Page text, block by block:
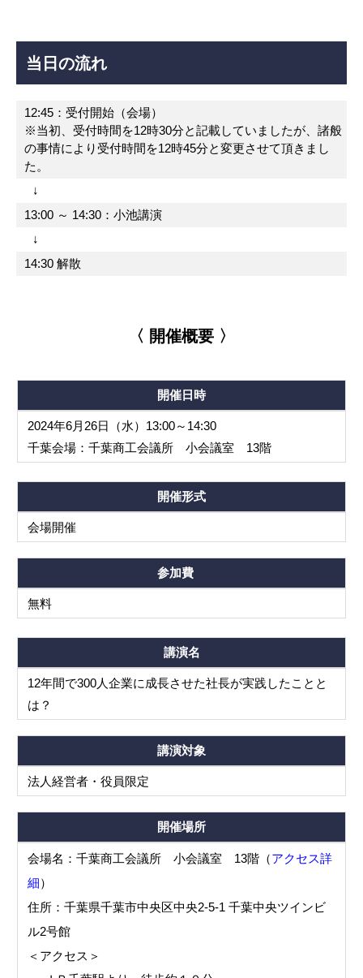
当日の流れ
12:45：受付開始（会場）
※当初、受付時間を12時30分と記載していましたが、諸般
の事情により受付時間を12時45分と変更させて頂きまし
た。
↓
13:00 ～ 14:30：小池講演
↓
14:30 解散
〈 開催概要 〉
開催日時
2024年6月26日（水）13:00～14:30
千葉会場：千葉商工会議所 小会議室 13階
開催形式
会場開催
参加費
無料
講演名
12年間で300人企業に成長させた社長が実践したことと
は？
講演対象
法人経営者・役員限定
開催場所
会場名：千葉商工会議所 小会議室 13階（アクセス詳
細）
住所：千葉県千葉市中央区中央2-5-1 千葉中央ツインビ
ル2号館
＜アクセス＞